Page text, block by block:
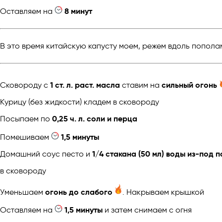
Оставляем на 8 минут
В это время китайскую капусту моем, режем вдоль
Сковороду с 1 ст. л. раст. масла ставим на сильный огонь
Курицу (без жидкости) кладем в сковороду
Посыпаем по 0,25 ч. л. соли и перца
Помешиваем
1,5 минуты
Домашний соус песто и 1/4 стакана (50 мл) воды из-под
в сковороду
Уменьшаем огонь до слабого
. Накрываем крышкой
Оставляем на
1,5 минуты и затем снимаем с огня